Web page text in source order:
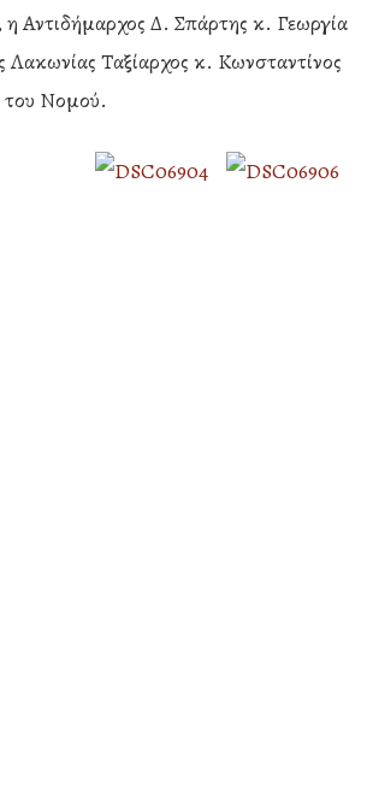
Αντιδήμαρχος Δ. Σπάρτης κ. Γεωργία
Ταξίαρχος κ. Κωνσταντίνος
του Νομού.